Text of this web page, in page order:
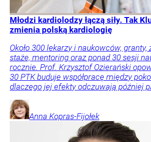
Młodzi kardiolodzy łączą siły. Tak
zmienia polską kardiologię
Około 300 lekarzy i naukowców, granty,
staże, mentoring oraz ponad 30 sesji
rocznie. Prof. Krzysztof Ozierański
30 PTK buduje współpracę między
dlaczego jej efekty odczuwają później
Anna Kopras-Fijołek